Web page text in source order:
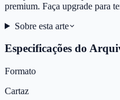
premium. Faça upgrade para
Sobre esta arte
Especificações do
Formato
Cartaz